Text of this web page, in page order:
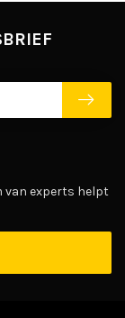
van experts helpt